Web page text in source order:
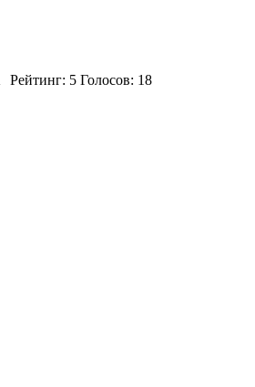
Рейтинг: 5 Голосов: 18